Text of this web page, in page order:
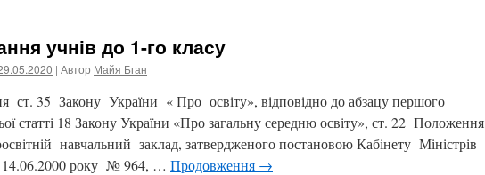
учнів до 1-го класу
| Автор Майя Бган
ст. 35 Закону України « Про освіту», відповідно до абзацу першого
статті 18 Закону України «Про загальну середню освіту», ст. 22 Положення
навчальний заклад, затвердженого постановою Кабінету Міністрів
року № 964, … Продовження →